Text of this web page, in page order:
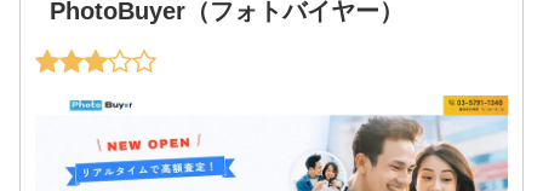
PhotoBuyer（フォトバイヤー）